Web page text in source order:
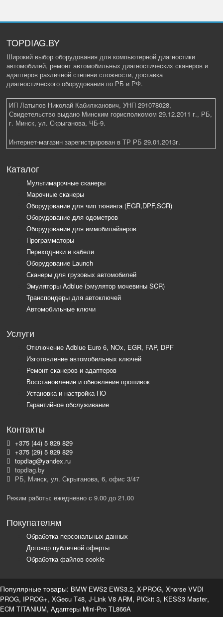
TOPDIAG.BY
Широкий выбор оборудования для компьютерной диагностики
автомобилей, ремонт автомобильных диагностических сканеров и
адаптеров различной степени сложности, доставка
диагностического оборудования по РБ и РФ.
ИП Латыпов Николай Кабилжанович, УНП 291078028,
Свидетельство выдано Минским горисполкомом 29.12.2011 г., РБ,
г. Минск, ул. Скрыганова, ЧБ-9.
Интернет-магазин зарегистрирован в ТР РБ 29.01.2013г.
Каталог
Мультимарочные сканеры
Марочные сканеры
Оборудование для чип тюнинга (EGR,DPF,SCR)
Оборудование для одометров
Оборудование для иммобилайзеров
Программаторы
Переходники и кабели
Оборудование Launch
Сканеры для грузовых автомобилей
Эмуляторы Adblue (эмулятор мочевины SCR)
Транспондеры для автоключей
Автомобильные ключи
Услуги
Отключение Adblue Euro 6, NOx, EGR, FAP, DPF
Изготовление автомобильных ключей
Ремонт сканеров и адаптеров
Восстановление и обновление прошивок
Установка и настройка ПО
Гарантийное обслуживание
Контакты
+375 (44) 5 829 829
+375 (29) 5 829 829
topdiag@yandex.ru
topdiag.by
РБ, Минск, ул. Скрыганова, 6, офис 3/47
Режим работы: ежедневно с 9.00 до 21.00
Покупателям
Обработка персональных данных
Договор публичной оферты
Обработка файлов cookie
Популярные товары: BMW EWS2 EWS3.2, X-PROG, Xhorse VVDI
PROG, IPROG+, XGecu T48, J-Link V8 ARM, PICkit 3, KESS3 Master,
ECM TITANIUM, Адаптеры Mini-Pro TL866A